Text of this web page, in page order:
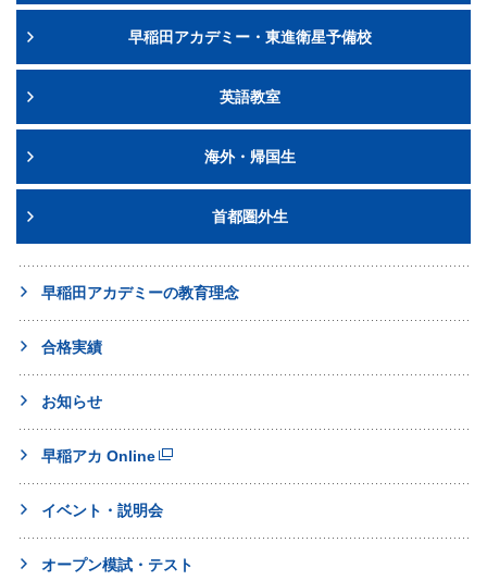
早稲田アカデミー・東進衛星予備校
英語教室
海外・帰国生
首都圏外生
早稲田アカデミーの教育理念
合格実績
お知らせ
早稲アカ Online
イベント・説明会
オープン模試・テスト